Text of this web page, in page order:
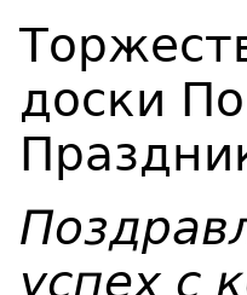
доски
успех с